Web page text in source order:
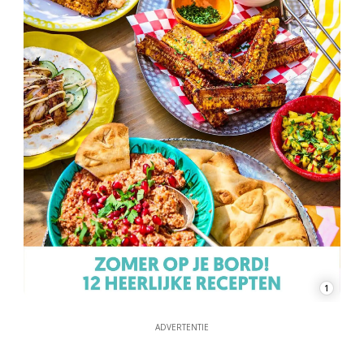
1
ADVERTENTIE